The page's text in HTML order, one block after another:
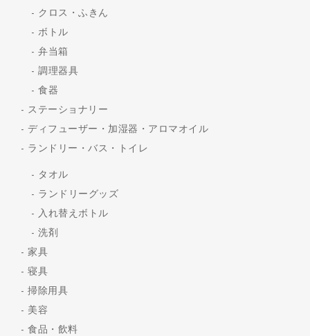
クロス・ふきん
ボトル
弁当箱
調理器具
食器
ステーショナリー
ディフューザー・加湿器・アロマオイル
ランドリー・バス・トイレ
タオル
ランドリーグッズ
入れ替えボトル
洗剤
家具
寝具
掃除用具
美容
食品・飲料